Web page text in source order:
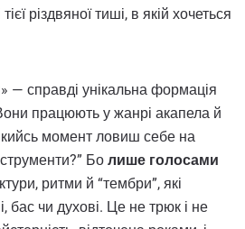
різдвяної тиші, в якій хочеться
— справді унікальна формація
працюють у жанрі акапела й
момент ловиш себе на
Бо лише голосами
ритми й “тембри”, які
бас чи духові. Це не трюк і не